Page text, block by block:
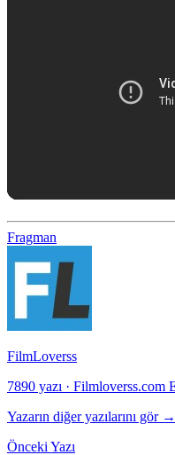
Fragman
FilmLoverss
7890 yazı · Filmloverss.com
Yazarın diğer yazılarını gör →
Önceki Yazı